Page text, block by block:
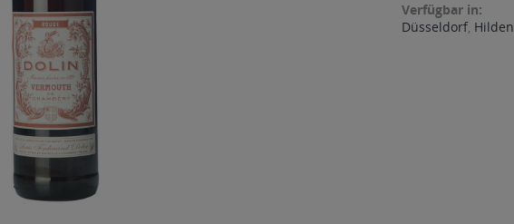
Verfügbar in:
Düsseldorf, Hilden